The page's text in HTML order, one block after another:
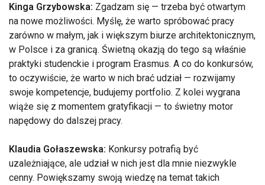
Kinga Grzybowska: Zgadzam się — trzeba być otwartym
na nowe możliwości. Myślę, że warto spróbować pracy
zarówno w małym, jak i większym biurze architektonicznym,
w Polsce i za granicą. Świetną okazją do tego są właśnie
praktyki studenckie i program Erasmus. A co do konkursów,
to oczywiście, że warto w nich brać udział — rozwijamy
swoje kompetencje, budujemy portfolio. Z kolei wygrana
wiąże się z momentem gratyfikacji — to świetny motor
napędowy do dalszej pracy.
Klaudia Gołaszewska: Konkursy potrafią być
uzależniające, ale udział w nich jest dla mnie niezwykle
cenny. Powiększamy swoją wiedzę na temat takich